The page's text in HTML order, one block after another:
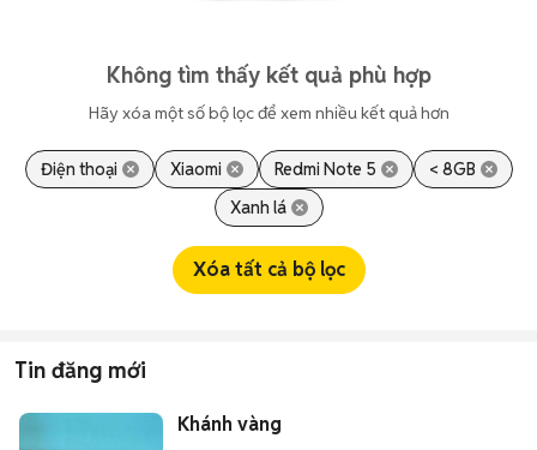
Không tìm thấy kết quả phù hợp
Hãy xóa một số bộ lọc để xem nhiều kết quả hơn
Điện thoại Xiaomi Redmi Note 5
< 8GB
Xanh lá
Xóa tất cả bộ lọc
Tin đăng mới
Khánh vàng